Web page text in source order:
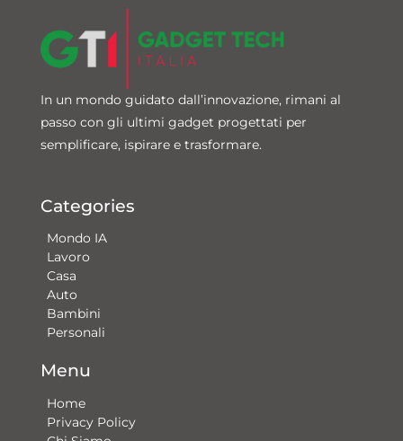
In un mondo guidato dall’innovazione, rimani al
passo con gli ultimi gadget progettati per
semplificare, ispirare e trasformare.
Categories
Mondo IA
Lavoro
Casa
Auto
Bambini
Personali
Menu
Home
Privacy Policy